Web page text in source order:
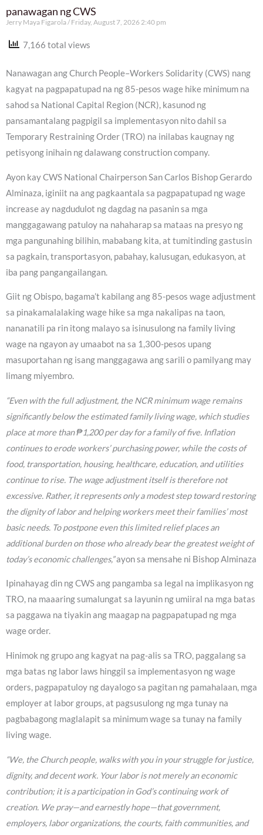
panawagan ng CWS
Jerry Maya Figarola Friday, August 7, 2026 2:40 pm
7,166 total views
Nanawagan ang Church People–Workers Solidarity (CWS) nang
kagyat na pagpapatupad na ng 85-pesos wage hike minimum na
sahod sa National Capital Region (NCR), kasunod ng
pansamantalang pagpigil sa implementasyon nito dahil sa
Temporary Restraining Order (TRO) na inilabas kaugnay ng
petisyong inihain ng dalawang construction company.
Ayon kay CWS National Chairperson San Carlos Bishop Gerardo
Alminaza, iginiit na ang pagkaantala sa pagpapatupad ng wage
increase ay nagdudulot ng dagdag na pasanin sa mga
manggagawang patuloy na nahaharap sa mataas na presyo ng
mga pangunahing bilihin, mababang kita, at tumitinding gastusin
sa pagkain, transportasyon, pabahay, kalusugan, edukasyon, at
iba pang pangangailangan.
Giit ng Obispo, bagama’t kabilang ang 85-pesos wage adjustment
sa pinakamalalaking wage hike sa mga nakalipas na taon,
nananatili pa rin itong malayo sa isinusulong na family living
wage na ngayon ay umaabot na sa 1,300-pesos upang
masuportahan ng isang manggagawa ang sarili o pamilyang may
limang miyembro.
“Even with the full adjustment, the NCR minimum wage remains
significantly below the estimated family living wage, which studies
place at more than ₱1,200 per day for a family of five. Inflation
continues to erode workers’ purchasing power, while the costs of
food, transportation, housing, healthcare, education, and utilities
continue to rise. The wage adjustment itself is therefore not
excessive. Rather, it represents only a modest step toward restoring
the dignity of labor and helping workers meet their families’ most
basic needs. To postpone even this limited relief places an
additional burden on those who already bear the greatest weight of
today’s economic challenges,”ayon sa mensahe ni Bishop Alminaza
Ipinahayag din ng CWS ang pangamba sa legal na implikasyon ng
TRO, na maaaring sumalungat sa layunin ng umiiral na mga batas
sa paggawa na tiyakin ang maagap na pagpapatupad ng mga
wage order.
Hinimok ng grupo ang kagyat na pag-alis sa TRO, paggalang sa
mga batas ng labor laws hinggil sa implementasyon ng wage
orders, pagpapatuloy ng dayalogo sa pagitan ng pamahalaan, mga
employer at labor groups, at pagsusulong ng mga tunay na
pagbabagong maglalapit sa minimum wage sa tunay na family
living wage.
“We, the Church people, walks with you in your struggle for justice,
dignity, and decent work. Your labor is not merely an economic
contribution; it is a participation in God’s continuing work of
creation. We pray—and earnestly hope—that government,
employers, labor organizations, the courts, faith communities, and